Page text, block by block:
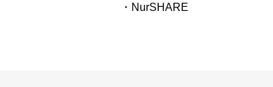
・NurSHARE